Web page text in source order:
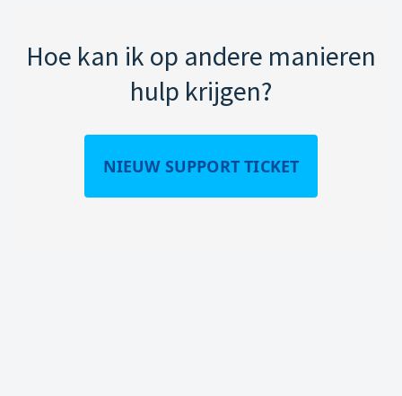
Hoe kan ik op andere manieren
hulp krijgen?
NIEUW SUPPORT TICKET